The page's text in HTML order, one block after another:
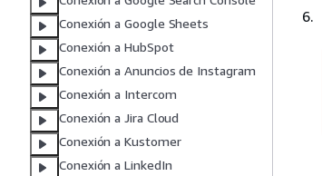
Conexión a Google Sheets
Conexión a HubSpot
Conexión a Anuncios de Instagram
Conexión a Intercom
Conexión a Jira Cloud
Conexión a Kustomer
Conexión a LinkedIn